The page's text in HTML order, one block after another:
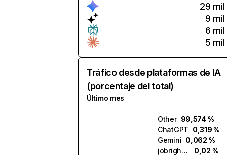
29 mil
9 mil
6 mil
5 mil
Tráfico desde plataformas de IA
(porcentaje del total)
Último mes
Other 99,574 %
ChatGPT 0,319 %
Gemini 0,062 %
jobright.ai
0,02 %